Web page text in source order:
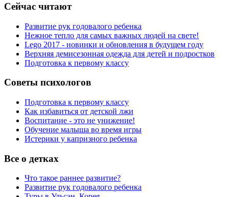
Сейчас читают
Развитие рук годовалого ребенка
Нежное тепло для самых важных людей на свете!
Lego 2017 - новинки и обновления в будущем году
Верхняя демисезонная одежда для детей и подростков
Подготовка к первому классу
Советы психологов
Подготовка к первому классу
Как избавиться от детской лжи
Воспитание - это не унижение!
Обучение малыша во время игры
Истерики у капризного ребенка
Все о детках
Что такое раннее развитие?
Развитие рук годовалого ребенка